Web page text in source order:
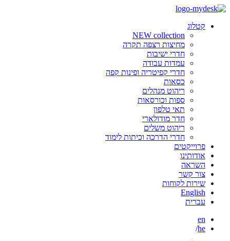
קטלוג
NEW collection
מחיצות רצפה תקרה
חדרי ישיבות
עמדות עבודה
חדרי קפיטריה ופינות קפה
כסאות
ריהוט מנהלים
ספות וכורסאות
תאי טלפון
חדר מודולארי
ריהוט משלים
חדרי הדרכה וכיתות לימוד
פרוייקטים
אודותינו
השראה
צור קשר
שירות לקוחות
English
עברית
en
he
/